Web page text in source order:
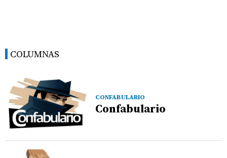
COLUMNAS
CONFABULARIO
Confabulario